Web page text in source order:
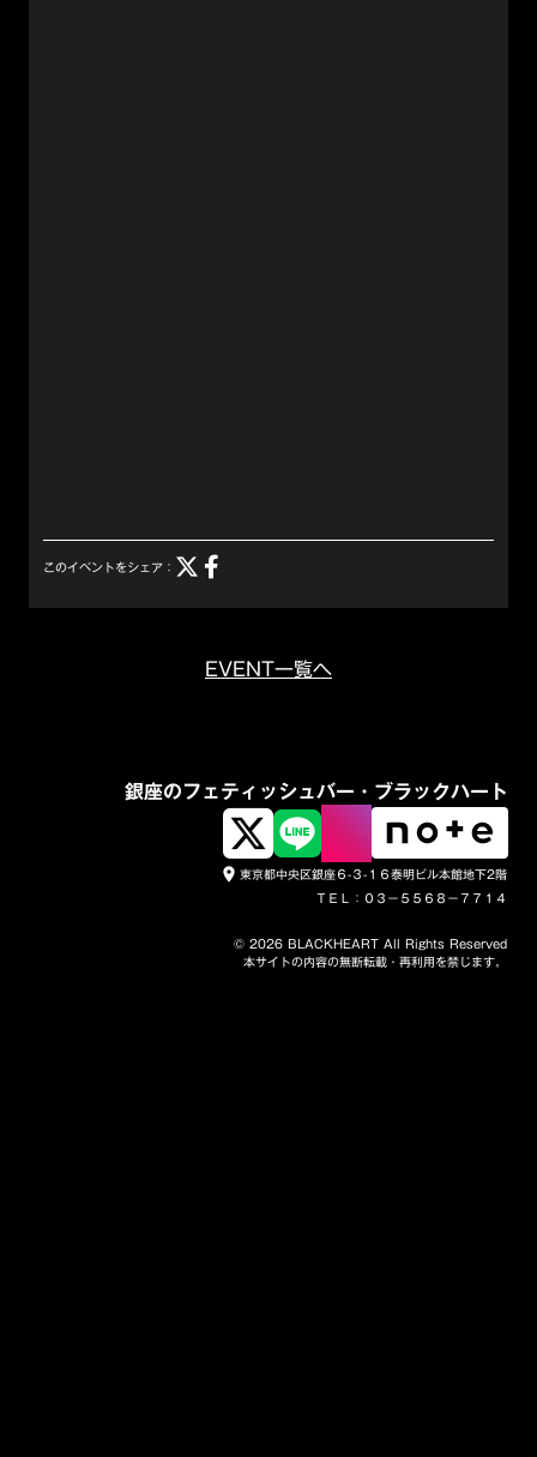
このイベントをシェア：
EVENT一覧へ
銀座のフェティッシュバー・ブラックハート
place 東京都中央区銀座６-３-１６泰明ビル本館地下2階
ＴＥＬ：０３－５５６８－７７１４
© 2026 BLACKHEART All Rights Reserved
本サイトの内容の無断転載・再利用を禁じます。